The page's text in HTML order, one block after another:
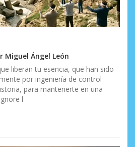
Miguel Ángel León
liberan tu esencia, que han sido
por ingeniería de control
para mantenerte en una
l